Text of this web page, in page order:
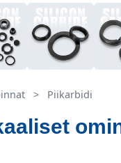
> Piikarbidi